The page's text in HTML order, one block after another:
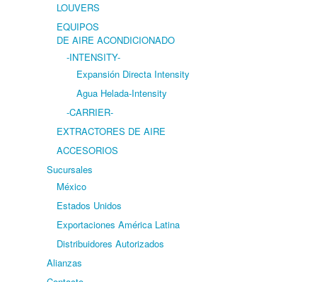
LOUVERS
EQUIPOS
DE AIRE ACONDICIONADO
-INTENSITY-
Expansión Directa Intensity
Agua Helada-Intensity
-CARRIER-
EXTRACTORES DE AIRE
ACCESORIOS
Sucursales
México
Estados Unidos
Exportaciones América Latina
Distribuidores Autorizados
Alianzas